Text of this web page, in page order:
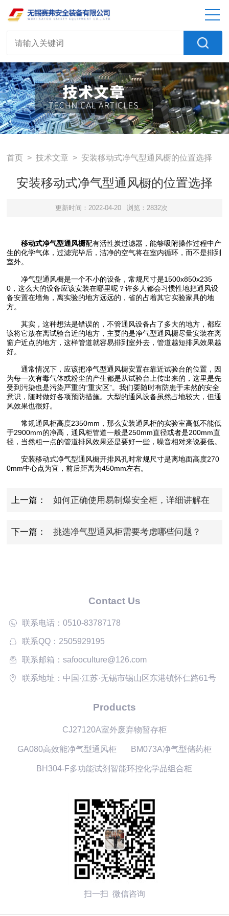
首页 >技术文章 > 安装移动式净气型通风橱的位置选择
安装移动式净气型通风橱的位置选择
更新时间：2022-04-20 浏览：2832次
移动式净气型通风橱配有活性炭过滤器，能够吸附操作过程中产
生的化学气体，过滤完毕后，洁净的空气将在室内循环，而不是排到
室外。
净气型通风橱是一个不小的设备，常规尺寸是1500x850x235
0，这么大的设备应该安装在哪里呢？许多人都会习惯性地把通风设
备安置在墙角，离实验的地方远远的，省的占着其它实验家具的地
方。
其实，这种想法是错误的，不管通风设备占了多大的地方，都应
该将它放在离试验台近的地方，主要的是净气型通风橱尽量安装在离
窗户近点的地方，这样管道就容易排到室外去，管道越短排风效果越
好。
通常情况下，应该把净气型通风橱安置在靠近试验台的位置，因
为每一次有毒气体或粉尘的产生都是从试验台上传出来的，这里是先
受到污染也是污染严重的“重灾区”。我们要随时有防患于未然的安全
意识，随时做好各项预防措施。大型的通风设备虽然占地较大，但通
风效果也很好。
常规通风柜高度2350mm，那么安装通风柜的实验室高低不能低
于2900mm的净高，通风柜管道一般是250mm直径或者是200mm直
径，当然粗一点的管道排风效果还是要好一些，噪音相对来说要低。
安装移动式净气型通风橱开排风孔时常规尺寸是离地面高度270
0mm中心点为宜，前后距离为450mm左右。
上一篇： 如何正确使用易制爆安全柜，详细讲解在
下一篇： 挑选净气型通风柜需要考虑哪些问题？
Contact Us
联系电话：0510-83787178
联系QQ：2505929195
联系邮箱：safooculture@126.com
联系地址：中国·江苏·无锡市锡山区东港镇怀仁路61号
Products
CJ27120A室外废弃物暂存柜
GA080高效能净气型通风柜 BM073A净气型储药柜
BH304-F多功能试剂智能环控化学品组合柜
扫一扫 微信咨询